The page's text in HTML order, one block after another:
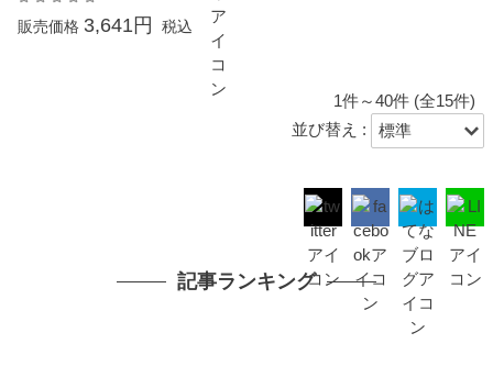
販売価格 3,641円 税込
1件～40件 (全15件)
並び替え :
記事ランキング